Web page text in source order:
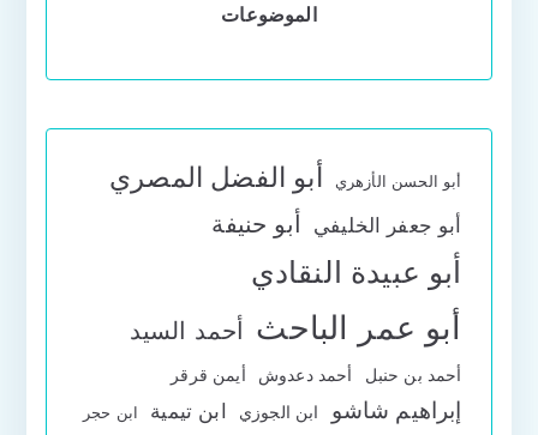
الموضوعات
أبو الحسن الأزهري أبو الفضل المصري
أبو جعفر الخليفي أبو حنيفة
أبو عبيدة النقادي
أبو عمر الباحث أحمد السيد
أحمد بن حنبل أحمد دعدوش أيمن قرقر
إبراهيم شاشو ابن الجوزي ابن تيمية ابن حجر